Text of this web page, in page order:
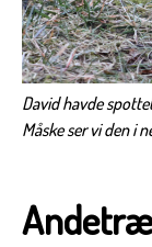
David havde
Måske ser vi den i